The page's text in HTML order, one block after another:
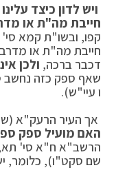
ויש לדון כיצד
חייבת מה"ת או
קפו, ובשו"ת קמא
חייבת מה"ת או
דכבר ברכה, ולכן
שאף ספק כזה נחשב
ו עיי"ש).
אך העיר הרעק"א
האם מועיל ספק
הרשב"א ח"א סי'
שם סקט"ו), כלומר,